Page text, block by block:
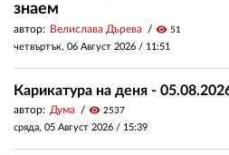
знаем
автор: Велислава Дърева visibility 51
четвъртък, 06 Август 2026 / 11:51
Карикатура на деня -
автор: Дума visibility 2537
сряда, 05 Август 2026 / 15:39